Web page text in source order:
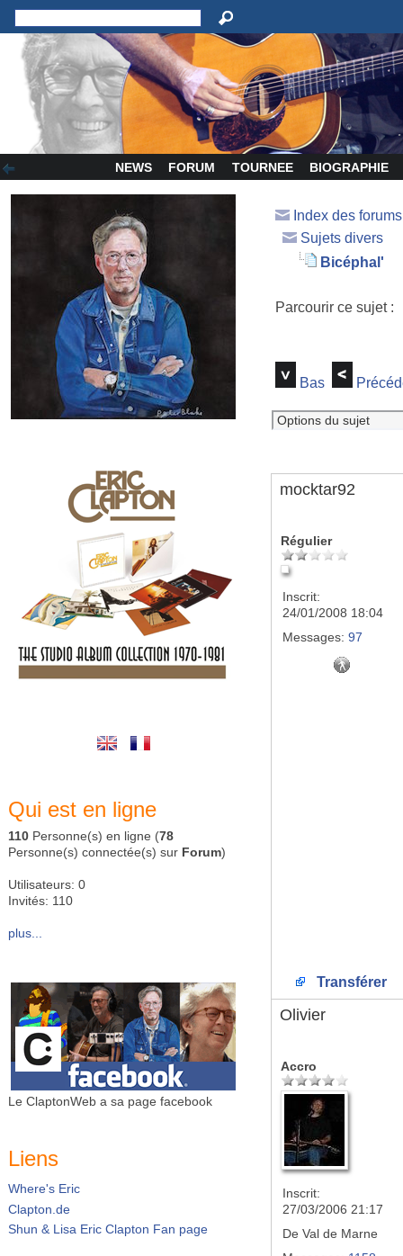
NEWS FORUM TOURNEE BIOGRAPHIE
Qui est en ligne
110 Personne(s) en ligne (78
Personne(s) connectée(s) sur Forum)
Utilisateurs: 0
Invités: 110
plus...
Le ClaptonWeb a sa page facebook
Liens
Where's Eric
Clapton.de
Shun & Lisa Eric Clapton Fan page
Index des
Sujets divers
Bicéphal'
Parcourir ce sujet
Bas
mocktar92
Régulier
Inscrit:
24/01/2008 18:04
Messages: 97
Transférer
Olivier
Accro
Inscrit:
27/03/2006 21:17
De Val de Marne